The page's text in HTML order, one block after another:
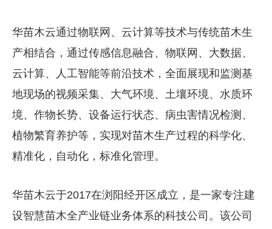
华苗木云通过物联网、云计算等技术与传统苗木生
产相结合，通过传感信息融合、物联网、大数据、
云计算、人工智能等前沿技术，全面展现和监测基
地现场的视频采集、大气环境、土壤环境、水质环
境、作物长势、设备运行状态、病虫害情况检测、
植物繁育养护等，实现对苗木生产过程的科学化、
精准化，自动化，标准化管理。
华苗木云于2017在浏阳经开区成立，是一家专注建
设智慧苗木全产业链业务体系的科技公司。该公司